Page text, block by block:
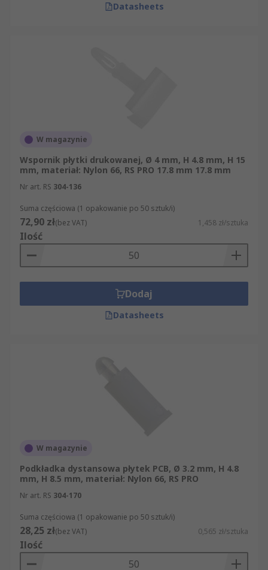
Datasheets
W magazynie
Wspornik płytki drukowanej, Ø 4 mm, H 4.8 mm, H 15
mm, materiał: Nylon 66, RS PRO 17.8 mm 17.8 mm
Nr art. RS 304-136
Suma częściowa (1 opakowanie po 50 sztuk/i)
72,90 zł(bez VAT) 1,458 zł/sztuka
Ilość
Dodaj
Datasheets
W magazynie
Podkładka dystansowa płytek PCB, Ø 3.2 mm, H 4.8
mm, H 8.5 mm, materiał: Nylon 66, RS PRO
Nr art. RS 304-170
Suma częściowa (1 opakowanie po 50 sztuk/i)
28,25 zł(bez VAT) 0,565 zł/sztuka
Ilość